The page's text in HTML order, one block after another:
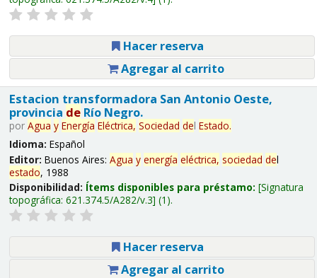
Hacer reserva
Agregar al carrito
Estacion transformadora San Antonio Oeste,
provincia deRío Negro.
por Agua y Energía Eléctrica, Sociedad del Estado.
Idioma: Español
Editor: Buenos Aires: Agua y energía eléctrica, sociedad del
estado, 1988
Disponibilidad: Ítems disponibles para préstamo: Signatura
topográfica: 621.374.5/A282/v.3 (1).
Hacer reserva
Agregar al carrito